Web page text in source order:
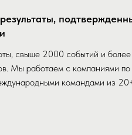
свыше 2000 событий и более
Мы работаем с компаниями по
командами из